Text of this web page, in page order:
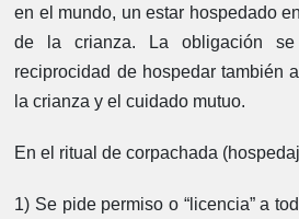
en el mundo, un estar hospedado
de la crianza. La obligación se
reciprocidad de hospedar también
la crianza y el cuidado mutuo.
En el ritual de corpachada
1) Se pide permiso o “licencia” a